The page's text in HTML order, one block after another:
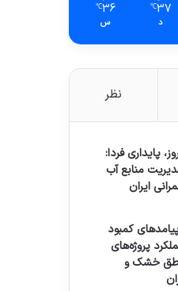
37
℃
د
36
℃
س
نظر
پایداری فردا:
منابع آب
ایران
کمبود
پروژه‌های
خشک و